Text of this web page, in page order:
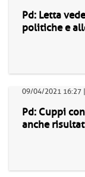
Pd: Letta
politiche e
09/04/2021 16:27
Pd: Cuppi
anche